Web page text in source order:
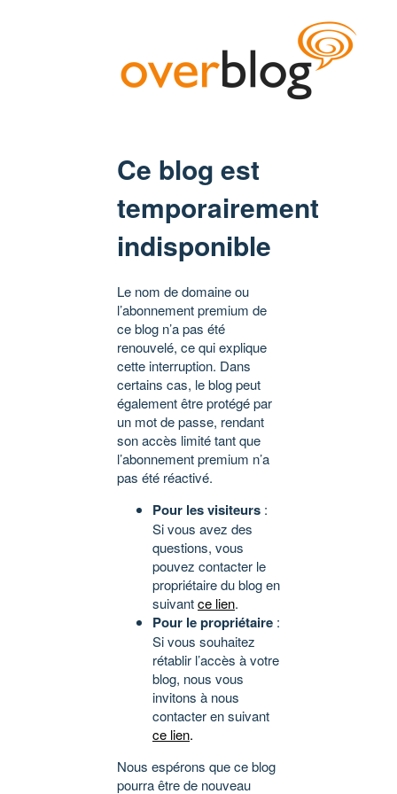
Ce blog est
temporairement
indisponible
Le nom de domaine ou
l’abonnement premium de
ce blog n’a pas été
renouvelé, ce qui explique
cette interruption. Dans
certains cas, le blog peut
également être protégé par
un mot de passe, rendant
son accès limité tant que
l’abonnement premium n’a
pas été réactivé.
Pour les visiteurs :
Si vous avez des
questions, vous
pouvez contacter le
propriétaire du blog en
suivantce lien.
Pour le propriétaire :
Si vous souhaitez
rétablir l’accès à votre
blog, nous vous
invitons à nous
contacter en suivant
ce lien.
Nous espérons que ce blog
pourra être de nouveau